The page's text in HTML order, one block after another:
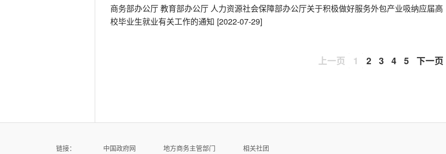
商务部办公厅 教育部办公厅 人力资源社会保障部办公厅关于积极做好服务外包产业吸纳应届高
校毕业生就业有关工作的通知 [2022-07-29]
上一页 1 2 3 4 5 下一页
链接： 中国政府网 地方商务主管部门 相关社团